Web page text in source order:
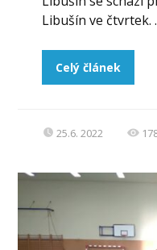
Libušín ve čtvrtek.
Celý článek
25.6. 2022